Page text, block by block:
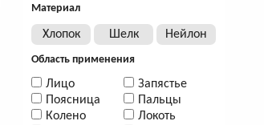
Материал
Хлопок Шелк Нейлон
Область применения
Лицо
Поясница
Колено
Запястье
Пальцы
Локоть